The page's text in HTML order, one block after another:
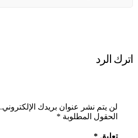
اترك الرد
لن يتم نشر عنوان بريدك الإلكتروني.
الحقول المطلوبة *
تعليق *